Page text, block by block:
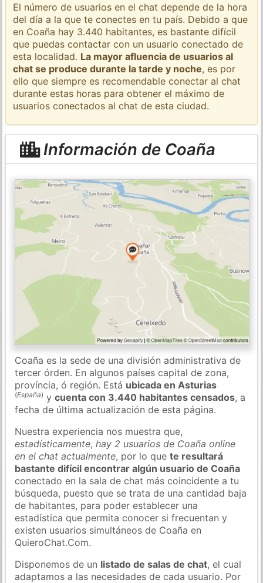
El número de usuarios en el chat depende de la hora
del día a la que te conectes en tu país. Debido a que
en Coaña hay 3.440 habitantes, es bastante difícil
que puedas contactar con un usuario conectado de
esta localidad. La mayor afluencia de usuarios al
chat se produce durante la tarde y noche, es por
ello que siempre es recomendable conectar al chat
durante estas horas para obtener el máximo de
usuarios conectados al chat de esta ciudad.
Información de Coaña
Coaña es la sede de una división administrativa de
tercer órden. En algunos países capital de zona,
província, ó región. Está ubicada en Asturias
(España) ycuenta con 3.440 habitantes censados, a
fecha de última actualización de esta página.
Nuestra experiencia nos muestra que,
estadísticamente,hay 2 usuarios de Coaña online
en el chat actualmente, por lo quete resultará
bastante difícil encontrar algún usuario de Coaña
conectado en la sala de chat más coincidente a tu
búsqueda, puesto que se trata de una cantidad baja
de habitantes, para poder establecer una
estadística que permita conocer si frecuentan y
existen usuarios simultáneos de Coaña en
QuieroChat.Com.
Disponemos de un listado de salas de chat, el cual
adaptamos a las necesidades de cada usuario. Por